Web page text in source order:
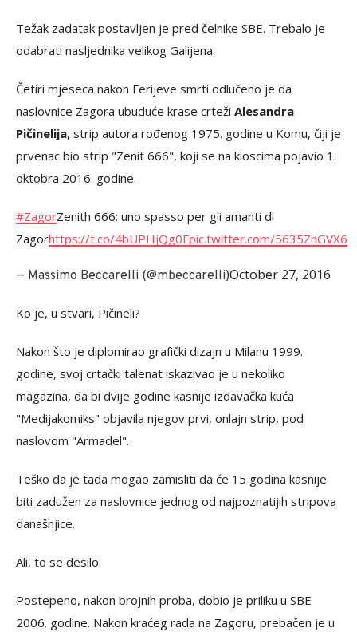
Težak zadatak postavljen je pred čelnike SBE. Trebalo je
odabrati nasljednika velikog Galijena.
Četiri mjeseca nakon Ferijeve smrti odlučeno je da
naslovnice Zagora ubuduće krase crteži Alesandra
Pičinelija, strip autora rođenog 1975. godine u Komu, čiji je
prvenac bio strip "Zenit 666", koji se na kioscima pojavio 1.
oktobra 2016. godine.
#ZagorZenith 666: uno spasso per gli amanti di
Zagorhttps://t.co/4bUPHjQg0Fpic.twitter.com/5635ZnGVX6
— Massimo Beccarelli (@mbeccarelli)October 27, 2016
Ko je, u stvari, Pičineli?
Nakon što je diplomirao grafički dizajn u Milanu 1999.
godine, svoj crtački talenat iskazivao je u nekoliko
magazina, da bi dvije godine kasnije izdavačka kuća
"Medijakomiks" objavila njegov prvi, onlajn strip, pod
naslovom "Armadel".
Teško da je tada mogao zamisliti da će 15 godina kasnije
biti zadužen za naslovnice jednog od najpoznatijih stripova
današnjice.
Ali, to se desilo.
Postepeno, nakon brojnih proba, dobio je priliku u SBE
2006. godine. Nakon kraćeg rada na Zagoru, prebačen je u